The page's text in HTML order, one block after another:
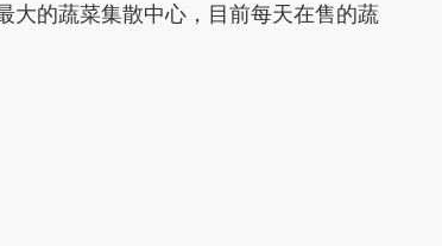
的蔬菜集散中心，目前每天在售的蔬